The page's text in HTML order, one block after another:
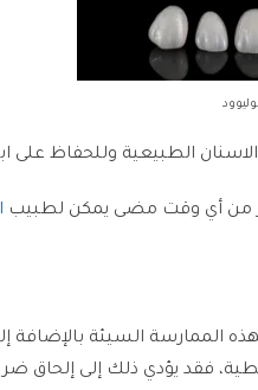
الطبيعية وللحفاظ
من أي وقت مضى يمكن لطبيب
السيئة بالإضافة
فقد يؤدي ذلك إلى إلحاق